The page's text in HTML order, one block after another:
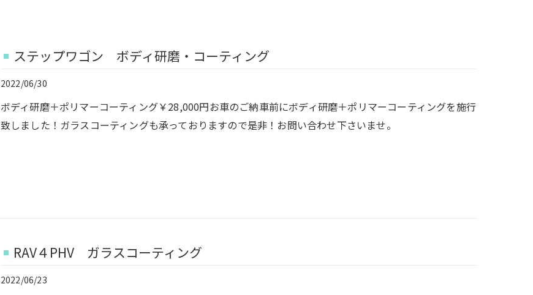
ステップワゴン ボディ研磨・コーティング
2022/06/30
ボディ研磨＋ポリマーコーティング￥28,000円お車のご納車前にボディ研磨＋ポリマーコーティングを施行
致しました！ガラスコーティングも承っておりますので是非！お問い合わせ下さいませ。
RAV４PHV ガラスコーティング
2022/06/23